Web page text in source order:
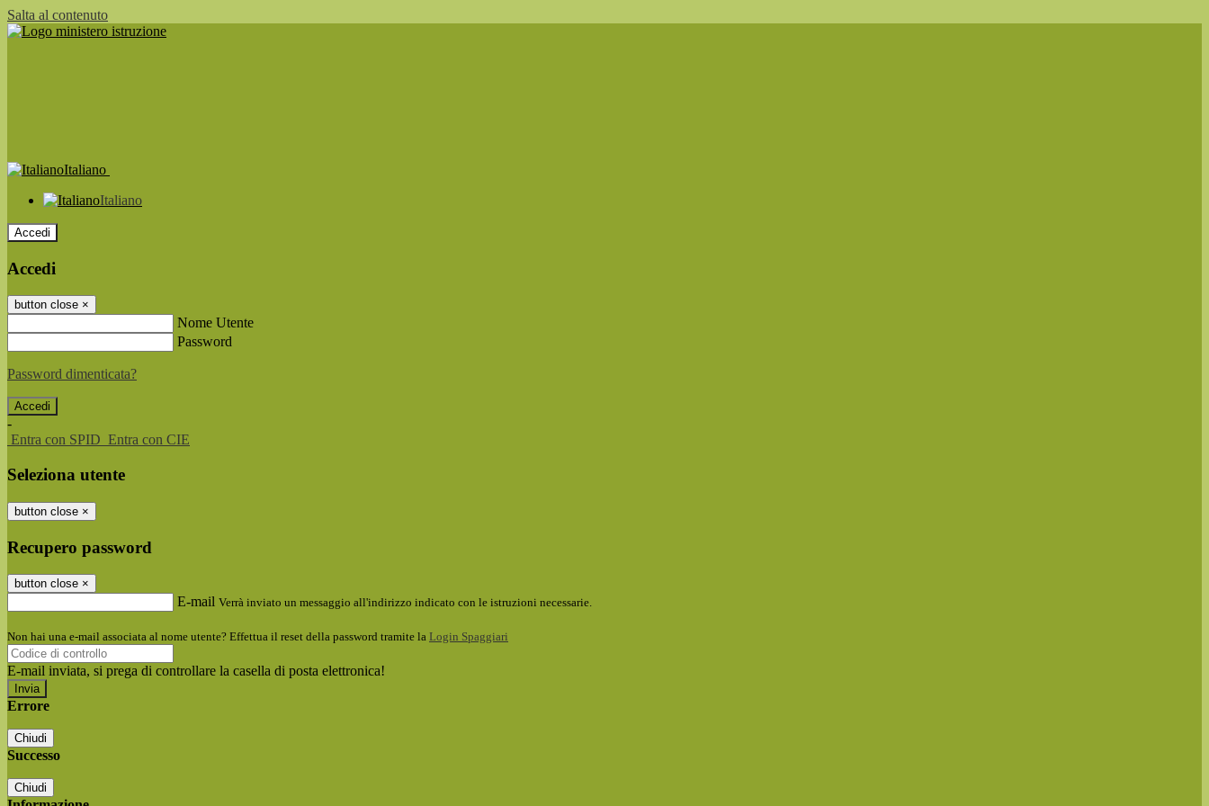
Salta al contenuto
Italiano
Italiano
Accedi
Accedi
button close ×
Nome Utente
Password
Password dimenticata?
-
Entra con SPID Entra con CIE
Seleziona utente
button close ×
Recupero password
button close ×
E-mail Verrà inviato un messaggio all'indirizzo indicato con le istruzioni necessarie.
Non hai una e-mail associata al nome utente? Effettua il reset della password tramite la Login Spaggiari
E-mail inviata, si prega di controllare la casella di posta elettronica!
Errore
Chiudi
Successo
Chiudi